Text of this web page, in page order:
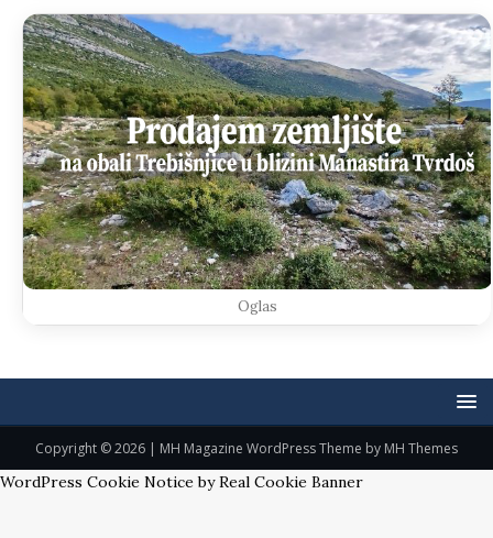
Oglas
Copyright © 2026 | MH Magazine WordPress Theme by MH Themes
WordPress Cookie Notice by Real Cookie Banner